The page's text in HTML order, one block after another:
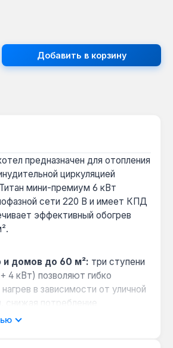
продукта: введите
Добавить в корзину
предназначен для отопления
циркуляцией
мини-премиум 6 кВт
сети 220 В и имеет КПД
эффективный обогрев
и домов до 60 м²: три ступени
4 кВт) позволяют гибко
в зависимости от уличной
снижая потребление
в межсезонье.